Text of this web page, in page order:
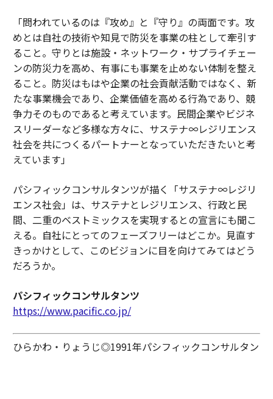
「問われているのは『攻め』と『守り』の両面です。攻
めとは自社の技術や知見で防災を事業の柱として牽引す
ること。守りとは施設・ネットワーク・サプライチェー
ンの防災力を高め、有事にも事業を止めない体制を整え
ること。防災はもはや企業の社会貢献活動ではなく、新
たな事業機会であり、企業価値を高める行為であり、競
争力そのものであると考えています。民間企業やビジネ
スリーダーなど多様な方々に、サステナ∞レジリエンス
社会を共につくるパートナーとなっていただきたいと考
えています」
パシフィックコンサルタンツが描く「サステナ∞レジリ
エンス社会」は、サステナとレジリエンス、行政と民
間、二重のベストミックスを実現するとの宣言にも聞こ
える。自社にとってのフェーズフリーはどこか。見直す
きっかけとして、このビジョンに目を向けてみてはどう
だろうか。
パシフィックコンサルタンツ
https://www.pacific.co.jp/
ひらかわ・りょうじ◎1991年パシフィックコンサルタン